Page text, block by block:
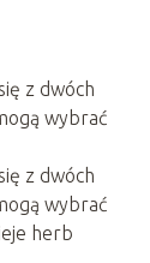
z dwóch
wybrać
z dwóch
wybrać
herb